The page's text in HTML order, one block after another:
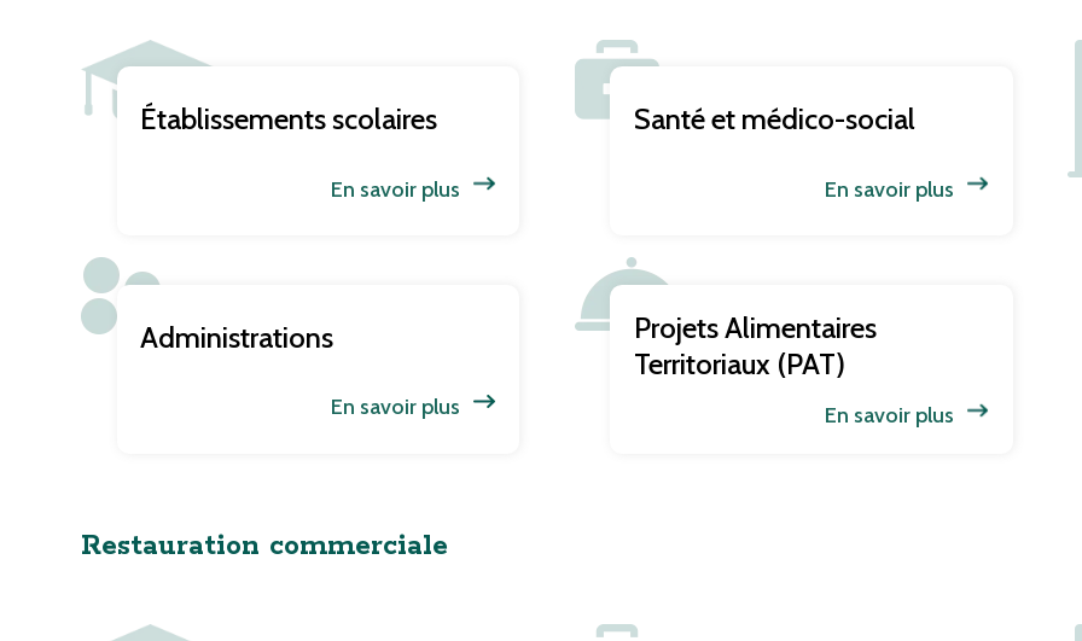
Établissements scolaires
En savoir plus
Santé et médico-social
En savoir plus
Administrations
En savoir plus
Projets Alimentaires
Territoriaux (PAT)
En savoir plus
Restauration commerciale